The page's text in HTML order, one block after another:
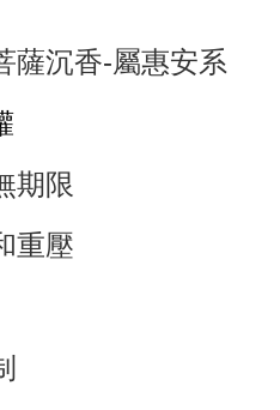
薩沉香-屬惠安系
期限
重壓